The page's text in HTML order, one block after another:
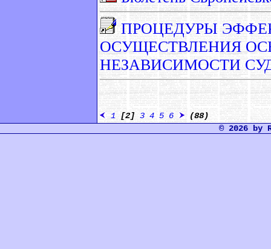
ПРОЦЕДУРЫ
ОСУЩЕСТВЛЕНИЯ
НЕЗАВИСИМОСТИ
1 [2]3 4 5 6
(88)
© 2026 by